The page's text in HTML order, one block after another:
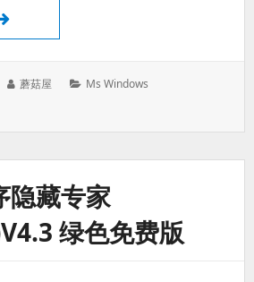
Window Hotkey (隐藏窗口热键) V2.5
作
蘑菇屋
分
Ms Windows
隐藏专家
绿色免费版